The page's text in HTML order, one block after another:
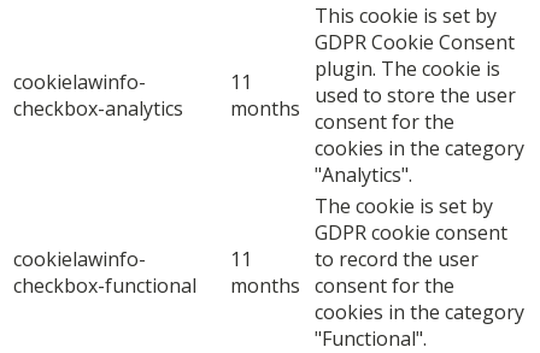
cookielawinfo-
checkbox-analytics
11
months
This cookie is set by
GDPR Cookie Consent
plugin. The cookie is
used to store the user
consent for the
cookies in the category
"Analytics".
cookielawinfo-
checkbox-functional
11
months
The cookie is set by
GDPR cookie consent
to record the user
consent for the
cookies in the category
"Functional".